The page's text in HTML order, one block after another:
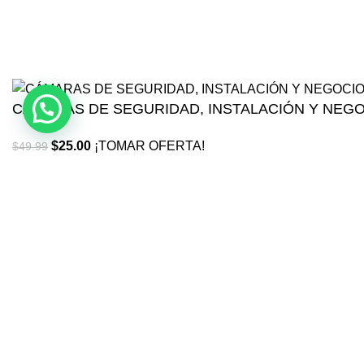
CÁMARAS DE SEGURIDAD, INSTALACIÓN Y
$49.99 $25.00 ¡TOMAR OFERTA!